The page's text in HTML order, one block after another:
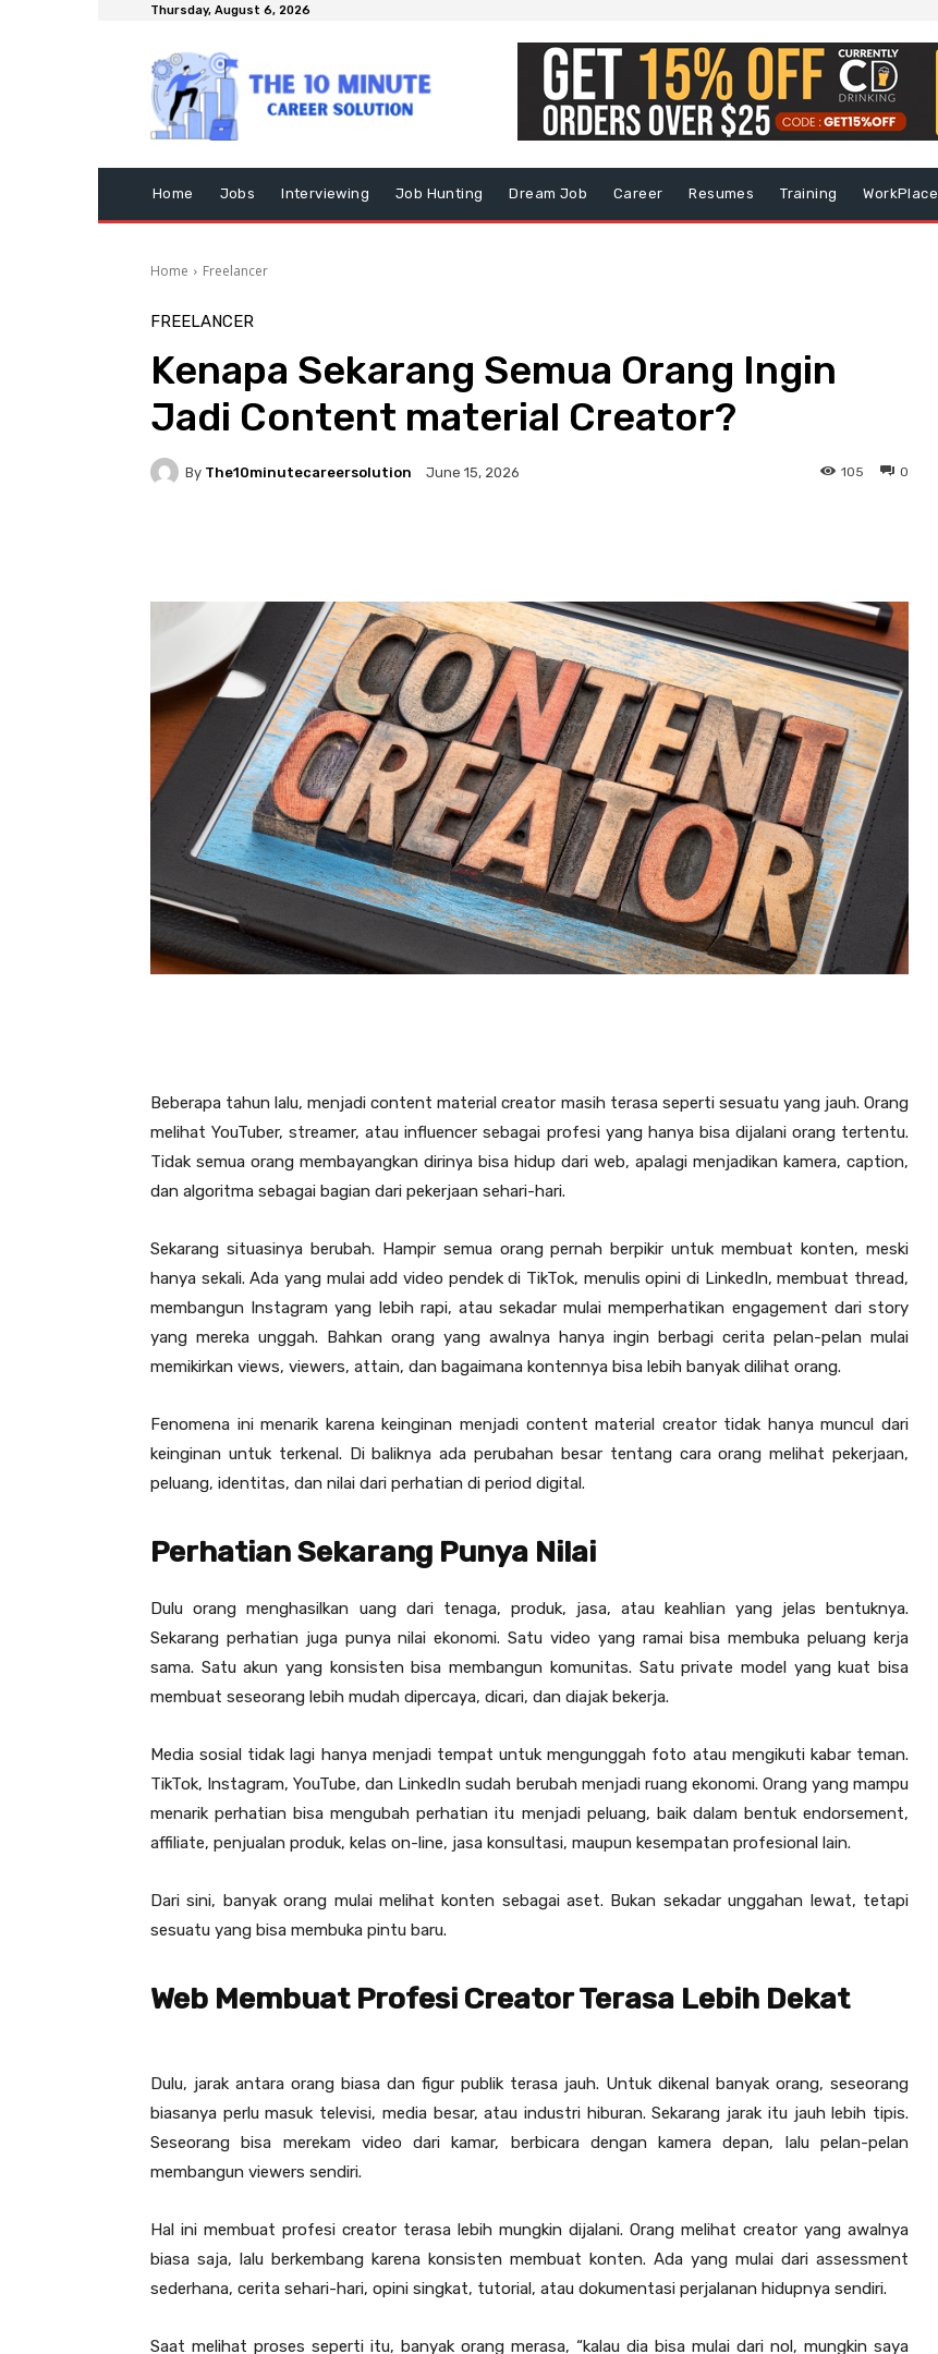
Thursday, August 6, 2026
Home Jobs Interviewing Job Hunting Dream Job Career Resumes Training WorkPlace
Home Freelancer
FREELANCER
Kenapa Sekarang Semua Orang Ingin
Jadi Content material Creator?
By The10minutecareersolution June 15, 2026 0
105
Beberapa tahun lalu, menjadi content material creator masih terasa seperti sesuatu yang jauh. Orang
melihat YouTuber, streamer, atau influencer sebagai profesi yang hanya bisa dijalani orang tertentu.
Tidak semua orang membayangkan dirinya bisa hidup dari web, apalagi menjadikan kamera, caption,
dan algoritma sebagai bagian dari pekerjaan sehari-hari.
Sekarang situasinya berubah. Hampir semua orang pernah berpikir untuk membuat konten, meski
hanya sekali. Ada yang mulai add video pendek di TikTok, menulis opini di LinkedIn, membuat thread,
membangun Instagram yang lebih rapi, atau sekadar mulai memperhatikan engagement dari story
yang mereka unggah. Bahkan orang yang awalnya hanya ingin berbagi cerita pelan-pelan mulai
memikirkan views, viewers, attain, dan bagaimana kontennya bisa lebih banyak dilihat orang.
Fenomena ini menarik karena keinginan menjadi content material creator tidak hanya muncul dari
keinginan untuk terkenal. Di baliknya ada perubahan besar tentang cara orang melihat pekerjaan,
peluang, identitas, dan nilai dari perhatian di period digital.
Perhatian Sekarang Punya Nilai
Dulu orang menghasilkan uang dari tenaga, produk, jasa, atau keahlian yang jelas bentuknya.
Sekarang perhatian juga punya nilai ekonomi. Satu video yang ramai bisa membuka peluang kerja
sama. Satu akun yang konsisten bisa membangun komunitas. Satu private model yang kuat bisa
membuat seseorang lebih mudah dipercaya, dicari, dan diajak bekerja.
Media sosial tidak lagi hanya menjadi tempat untuk mengunggah foto atau mengikuti kabar teman.
TikTok, Instagram, YouTube, dan LinkedIn sudah berubah menjadi ruang ekonomi. Orang yang mampu
menarik perhatian bisa mengubah perhatian itu menjadi peluang, baik dalam bentuk endorsement,
affiliate, penjualan produk, kelas on-line, jasa konsultasi, maupun kesempatan profesional lain.
Dari sini, banyak orang mulai melihat konten sebagai aset. Bukan sekadar unggahan lewat, tetapi
sesuatu yang bisa membuka pintu baru.
Web Membuat Profesi Creator Terasa Lebih Dekat
Dulu, jarak antara orang biasa dan figur publik terasa jauh. Untuk dikenal banyak orang, seseorang
biasanya perlu masuk televisi, media besar, atau industri hiburan. Sekarang jarak itu jauh lebih tipis.
Seseorang bisa merekam video dari kamar, berbicara dengan kamera depan, lalu pelan-pelan
membangun viewers sendiri.
Hal ini membuat profesi creator terasa lebih mungkin dijalani. Orang melihat creator yang awalnya
biasa saja, lalu berkembang karena konsisten membuat konten. Ada yang mulai dari assessment
sederhana, cerita sehari-hari, opini singkat, tutorial, atau dokumentasi perjalanan hidupnya sendiri.
Saat melihat proses seperti itu, banyak orang merasa, “kalau dia bisa mulai dari nol, mungkin saya